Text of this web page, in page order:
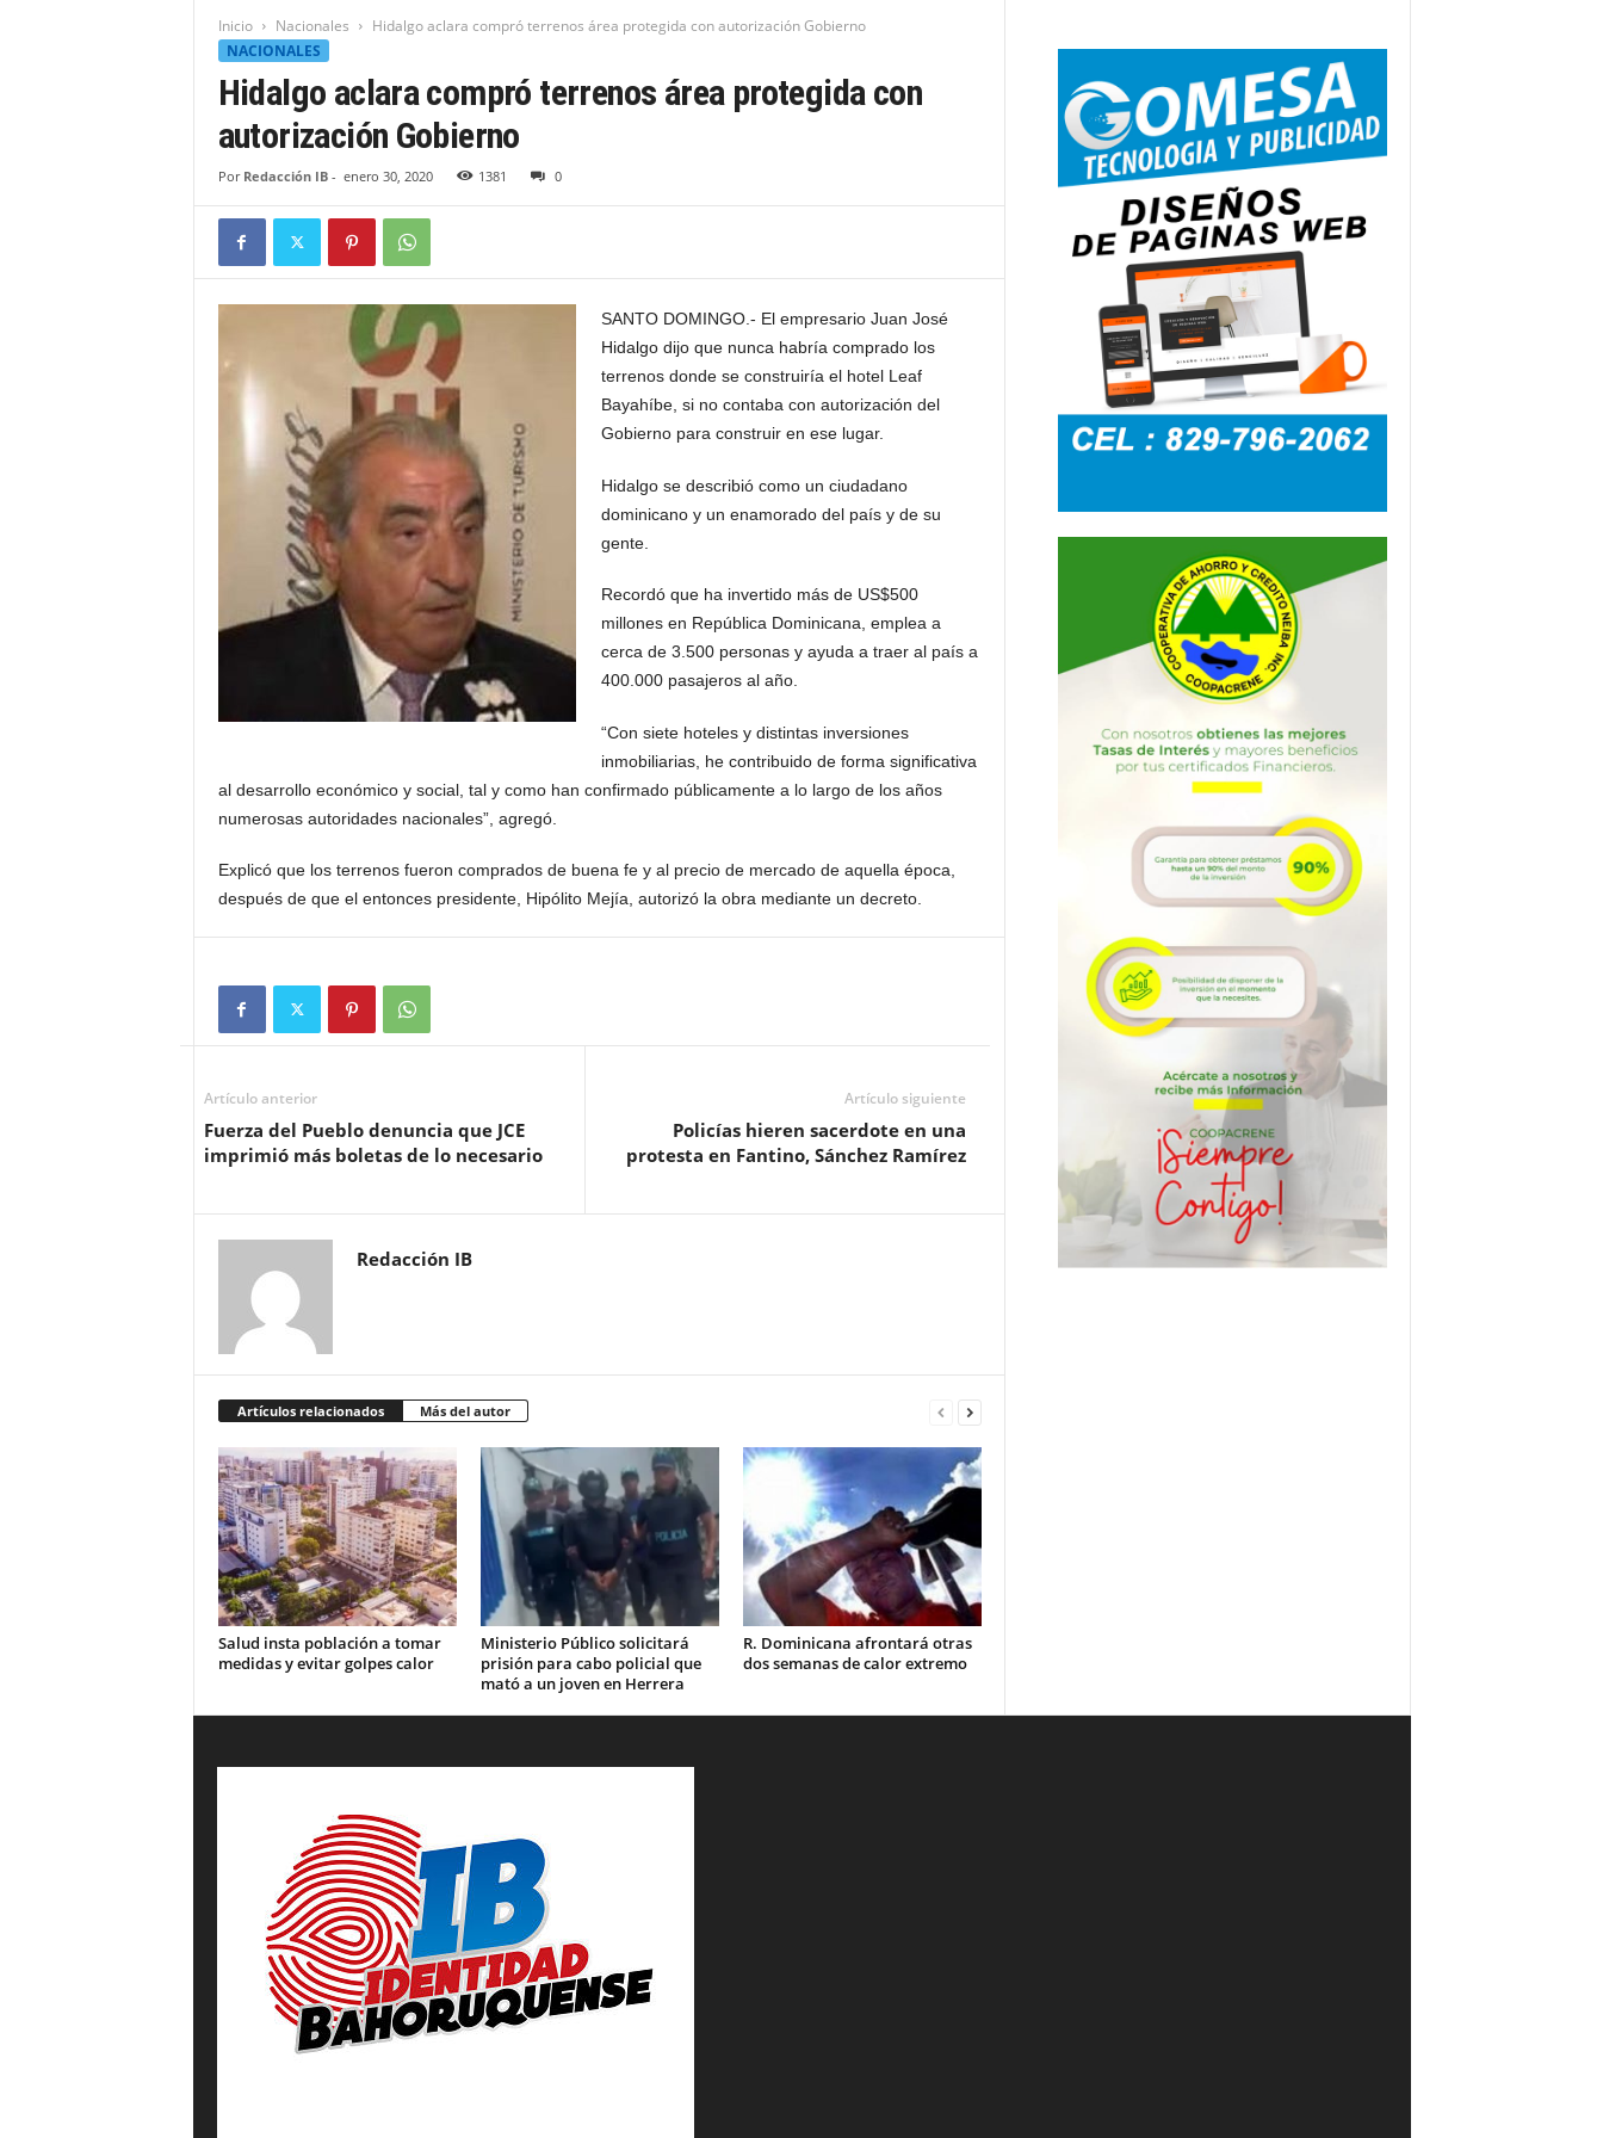
Inicio Nacionales
Hidalgo aclara compró terrenos área protegida con autorización Gobierno
NACIONALES
Hidalgo aclara compró terrenos área protegida con
autorización Gobierno
Por Redacción IB- enero 30, 2020 1381 0
SANTO DOMINGO.- El empresario Juan José
Hidalgo dijo que nunca habría comprado los
terrenos donde se construiría el hotel Leaf
Bayahíbe, si no contaba con autorización del
Gobierno para construir en ese lugar.
Hidalgo se describió como un ciudadano
dominicano y un enamorado del país y de su
gente.
Recordó que ha invertido más de US$500
millones en República Dominicana, emplea a
cerca de 3.500 personas y ayuda a traer al país a
400.000 pasajeros al año.
“Con siete hoteles y distintas inversiones
inmobiliarias, he contribuido de forma significativa
al desarrollo económico y social, tal y como han confirmado públicamente a lo largo de los años
numerosas autoridades nacionales”, agregó.
Explicó que los terrenos fueron comprados de buena fe y al precio de mercado de aquella época,
después de que el entonces presidente, Hipólito Mejía, autorizó la obra mediante un decreto.
Artículo anterior
Fuerza del Pueblo denuncia que JCE
imprimió más boletas de lo necesario
Artículo siguiente
Policías hieren sacerdote en una
protesta en Fantino, Sánchez Ramírez
Redacción IB
Artículos relacionados Más del autor
Salud insta población a tomar
medidas y evitar golpes calor
Ministerio Público solicitará
prisión para cabo policial que
mató a un joven en Herrera
R. Dominicana afrontará otras
dos semanas de calor extremo